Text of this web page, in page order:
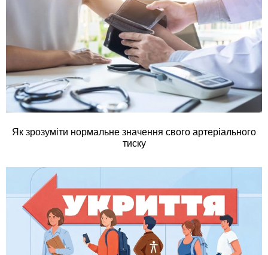
Як зрозуміти нормальне значення свого артеріального
тиску